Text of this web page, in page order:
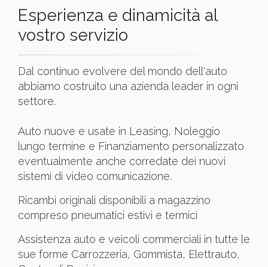
Esperienza e dinamicità al
vostro servizio
Dal continuo evolvere del mondo dell'auto
abbiamo costruito una azienda leader in ogni
settore.
Auto nuove e usate in Leasing, Noleggio
lungo termine e Finanziamento personalizzato
eventualmente anche corredate dei nuovi
sistemi di video comunicazione.
Ricambi originali disponibili a magazzino
compreso pneumatici estivi e termici
Assistenza auto e veicoli commerciali in tutte le
sue forme Carrozzeria, Gommista, Elettrauto,